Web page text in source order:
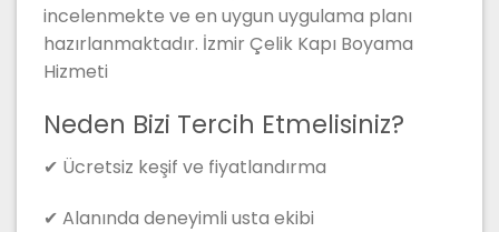
incelenmekte ve en uygun uygulama planı
hazırlanmaktadır. İzmir Çelik Kapı Boyama
Hizmeti
Neden Bizi Tercih Etmelisiniz?
✔ Ücretsiz keşif ve fiyatlandırma
✔ Alanında deneyimli usta ekibi